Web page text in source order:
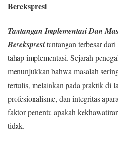
Berekspresi
Tantangan Implementasi Dan
Berekspresitantangan terbesar
tahap implementasi. Sejarah
menunjukkan bahwa masalah
tertulis, melainkan pada praktik di
profesionalisme, dan integritas
faktor penentu apakah
tidak.